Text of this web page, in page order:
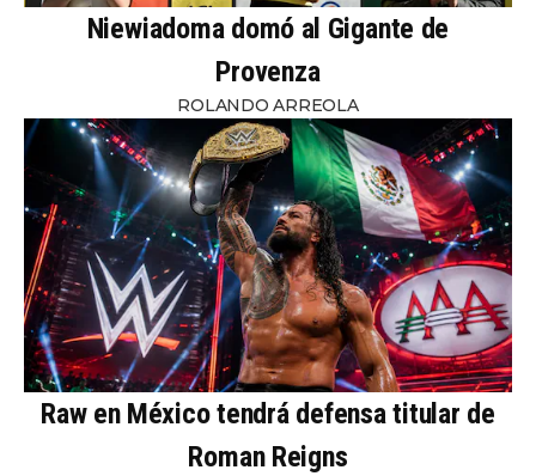
Niewiadoma domó al Gigante de
Provenza
ROLANDO ARREOLA
Raw en México tendrá defensa titular de
Roman Reigns